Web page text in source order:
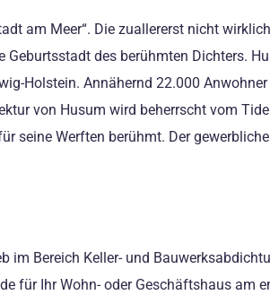
am Meer“. Die zuallererst nicht
des berühmten Dichters.
Holstein. Annähernd 22.000
von Husum wird beherrscht vom
seine Werften berühmt. Der
im Bereich Keller- und
für Ihr Wohn- oder Geschäftshaus am